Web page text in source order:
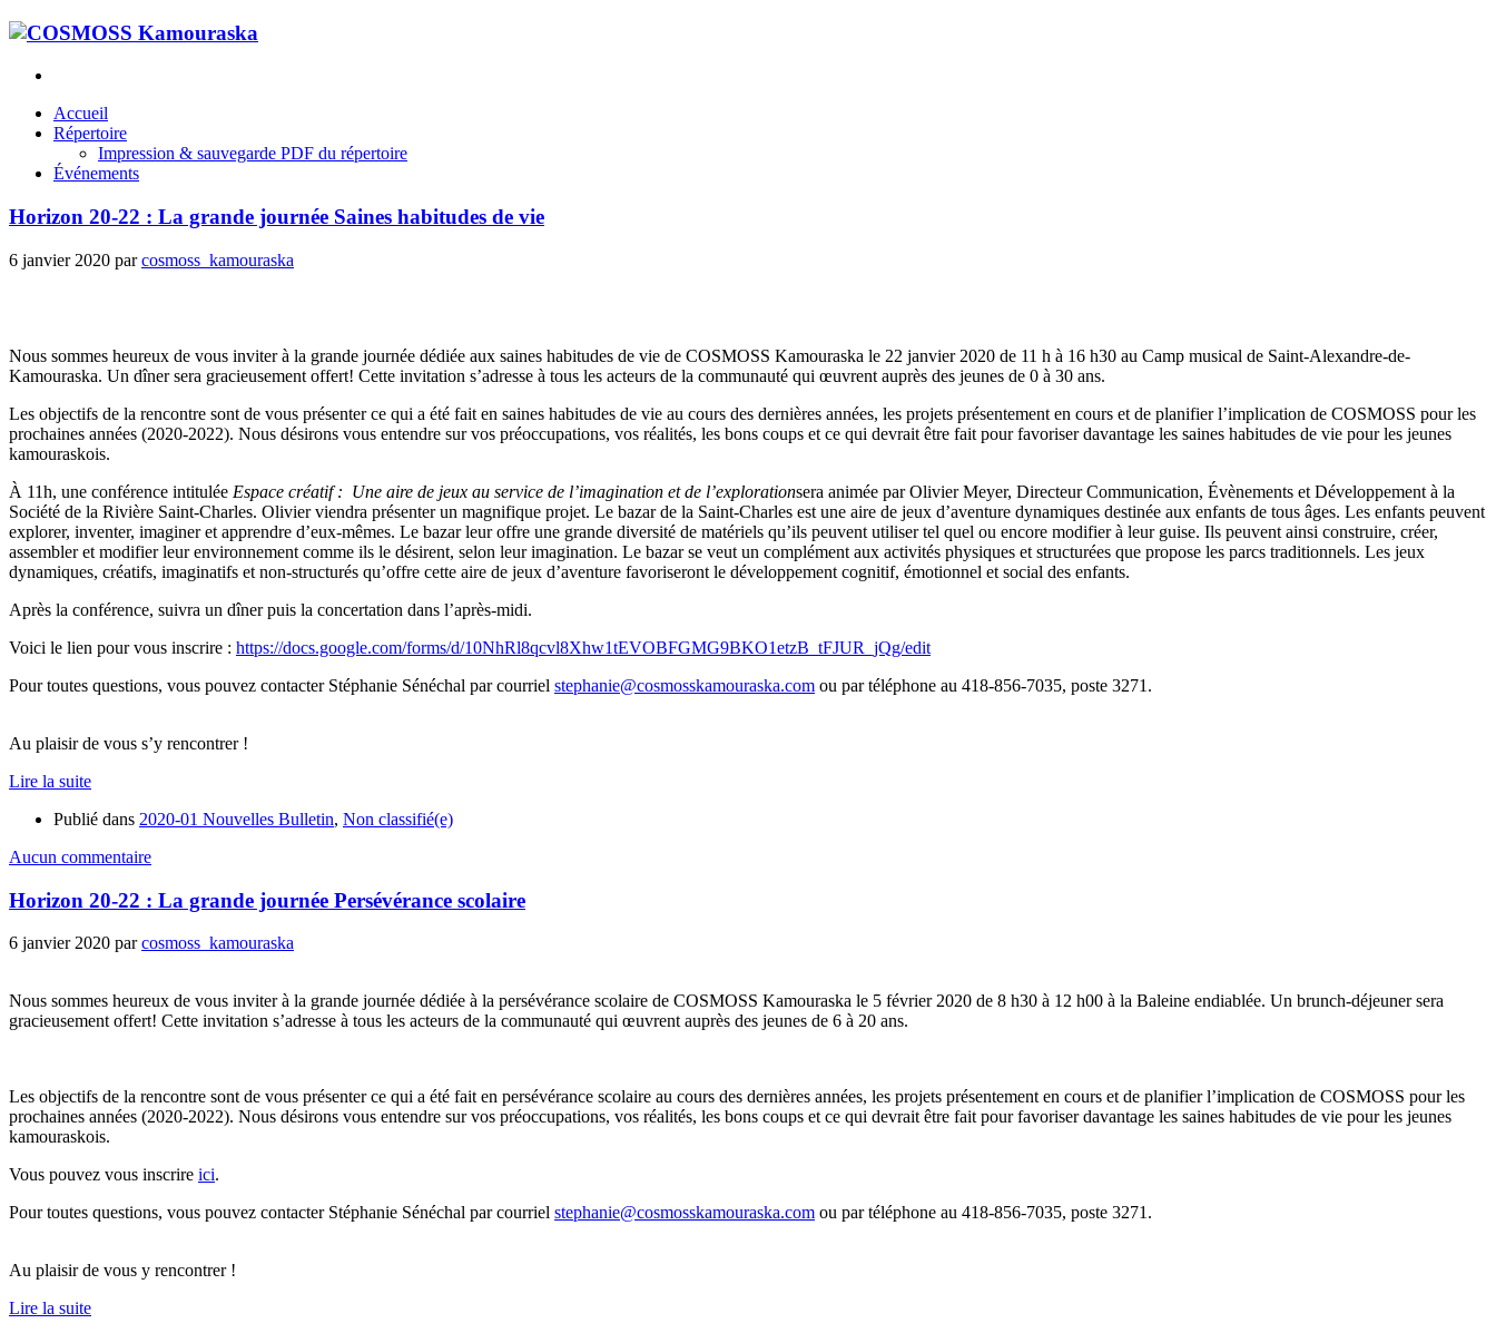
Accueil
Répertoire
Impression & sauvegarde PDF du répertoire
Événements
Horizon 20-22 : La grande journée Saines habitudes de vie
6 janvier 2020 parcosmoss_kamouraska
Nous sommes heureux de vous inviter à la grande journée dédiée aux saines habitudes de vie de COSMOSS Kamouraska le 22 janvier 2020 de 11 h à 16 h30 au Camp musical de Saint-Alexandre-de-
Kamouraska. Un dîner sera gracieusement offert! Cette invitation s’adresse à tous les acteurs de la communauté qui œuvrent auprès des jeunes de 0 à 30 ans.
Les objectifs de la rencontre sont de vous présenter ce qui a été fait en saines habitudes de vie au cours des dernières années, les projets présentement en cours et de planifier l’implication de COSMOSS pour les
prochaines années (2020-2022). Nous désirons vous entendre sur vos préoccupations, vos réalités, les bons coups et ce qui devrait être fait pour favoriser davantage les saines habitudes de vie pour les jeunes
kamouraskois.
À 11h, une conférence intitulée Espace créatif : Une aire de jeux au service de l’imagination et de l’explorationsera animée par Olivier Meyer, Directeur Communication, Évènements et Développement à la
Société de la Rivière Saint-Charles. Olivier viendra présenter un magnifique projet. Le bazar de la Saint-Charles est une aire de jeux d’aventure dynamiques destinée aux enfants de tous âges. Les enfants peuvent
explorer, inventer, imaginer et apprendre d’eux-mêmes. Le bazar leur offre une grande diversité de matériels qu’ils peuvent utiliser tel quel ou encore modifier à leur guise. Ils peuvent ainsi construire, créer,
assembler et modifier leur environnement comme ils le désirent, selon leur imagination. Le bazar se veut un complément aux activités physiques et structurées que propose les parcs traditionnels. Les jeux
dynamiques, créatifs, imaginatifs et non-structurés qu’offre cette aire de jeux d’aventure favoriseront le développement cognitif, émotionnel et social des enfants.
Après la conférence, suivra un dîner puis la concertation dans l’après-midi.
Voici le lien pour vous inscrire : https://docs.google.com/forms/d/10NhRl8qcvl8Xhw1tEVOBFGMG9BKO1etzB_tFJUR_jQg/edit
Pour toutes questions, vous pouvez contacter Stéphanie Sénéchal par courriel stephanie@cosmosskamouraska.com ou par téléphone au 418-856-7035, poste 3271.
Au plaisir de vous s’y rencontrer !
Lire la suite
Publié dans 2020-01 Nouvelles Bulletin, Non classifié(e)
Aucun commentaire
Horizon 20-22 : La grande journée Persévérance scolaire
6 janvier 2020 parcosmoss_kamouraska
Nous sommes heureux de vous inviter à la grande journée dédiée à la persévérance scolaire de COSMOSS Kamouraska le 5 février 2020 de 8 h30 à 12 h00 à la Baleine endiablée. Un brunch-déjeuner sera
gracieusement offert! Cette invitation s’adresse à tous les acteurs de la communauté qui œuvrent auprès des jeunes de 6 à 20 ans.
Les objectifs de la rencontre sont de vous présenter ce qui a été fait en persévérance scolaire au cours des dernières années, les projets présentement en cours et de planifier l’implication de COSMOSS pour les
prochaines années (2020-2022). Nous désirons vous entendre sur vos préoccupations, vos réalités, les bons coups et ce qui devrait être fait pour favoriser davantage les saines habitudes de vie pour les jeunes
kamouraskois.
Vous pouvez vous inscrire ici.
Pour toutes questions, vous pouvez contacter Stéphanie Sénéchal par courriel stephanie@cosmosskamouraska.com ou par téléphone au 418-856-7035, poste 3271.
Au plaisir de vous y rencontrer !
Lire la suite